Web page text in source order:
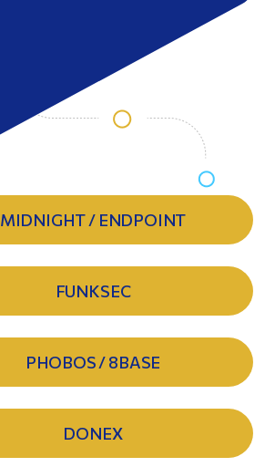
MIDNIGHT / ENDPOINT
FUNKSEC
PHOBOS / 8BASE
DONEX